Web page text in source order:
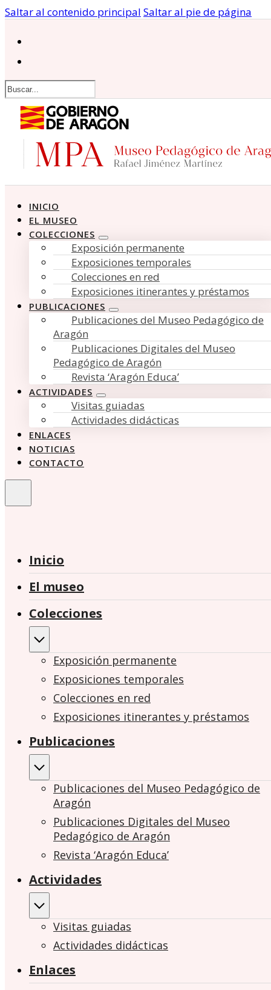
Saltar al contenido principal Saltar al pie de página
Buscar
INICIO
EL MUSEO
COLECCIONES
Exposición permanente
Exposiciones temporales
Colecciones en red
Exposiciones itinerantes y préstamos
PUBLICACIONES
Publicaciones del Museo Pedagógico de
Aragón
Publicaciones Digitales del Museo
Pedagógico de Aragón
Revista ‘Aragón Educa’
ACTIVIDADES
Visitas guiadas
Actividades didácticas
ENLACES
NOTICIAS
CONTACTO
Inicio
El museo
Colecciones
Exposición permanente
Exposiciones temporales
Colecciones en red
Exposiciones itinerantes y préstamos
Publicaciones
Publicaciones del Museo Pedagógico de
Aragón
Publicaciones Digitales del Museo
Pedagógico de Aragón
Revista ‘Aragón Educa’
Actividades
Visitas guiadas
Actividades didácticas
Enlaces